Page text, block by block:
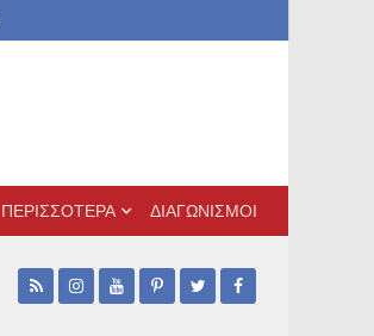
ΠΕΡΙΣΣΟΤΕΡΑ ΔΙΑΓΩΝΙΣΜΟΙ